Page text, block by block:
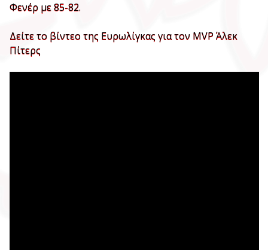
Φενέρ με 85-82.
Δείτε το βίντεο της Ευρωλίγκας για τον MVP Άλεκ
Πίτερς